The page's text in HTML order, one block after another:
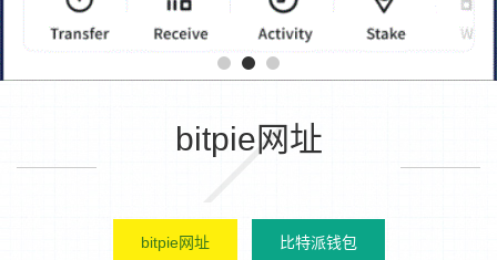
bitpie网址
bitpie网址 比特派钱包